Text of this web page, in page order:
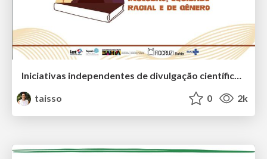
Iniciativas independentes de divulgação científica: o caso do Movimento #CiteMulheresNegras
taisso
0 2k